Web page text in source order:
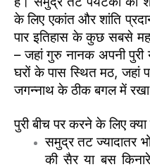
के लिए एकांत और शांति
पार इतिहास के कुछ सबसे
– जहां गुरु नानक अपनी पुरी
घरों के पास स्थित मठ, जहां
जगन्नाथ के ठीक बगल में रखा
पुरी बीच पर करने के लिए क्या
समुद्र तट ज्यादातर
की सैर या बस